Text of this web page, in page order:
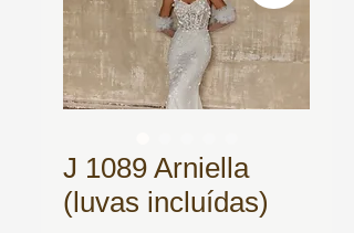
J 1089 Arniella
(luvas incluídas)